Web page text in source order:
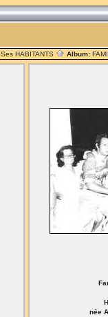
Ses HABITANTS Album:
née